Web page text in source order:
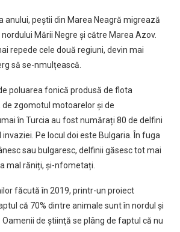
anului, peștii din Marea Neagră migrează
Mării Negre și către Marea Azov.
repede cele două regiuni, devin mai
să se-nmulțească.
poluarea fonică produsă de flota
de zgomotul motoarelor și de
în Turcia au fost numărați 80 de delfini
Pe locul doi este Bulgaria. În fuga
sau bulgaresc, delfinii găsesc tot mai
mal răniți, și-nfometați.
făcută în 2019, printr-un proiect
că 70% dintre animale sunt în nordul și
Oamenii de ştiinţă se plâng de faptul că nu